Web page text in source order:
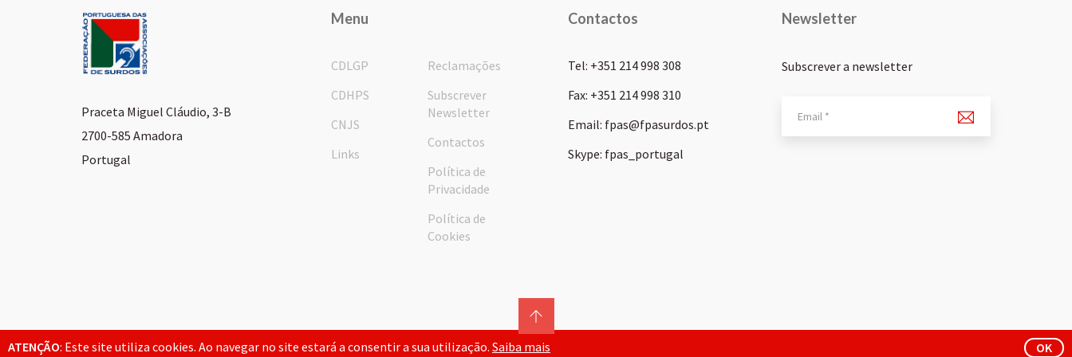
ATENÇÃO: Este site utiliza cookies. Ao navegar no site estará a consentir a sua utilização. Saiba mais OK
Praceta Miguel Cláudio, 3-B
2700-585 Amadora
Portugal
Menu
CDLGP
CDHPS
CNJS
Links
Reclamações
Subscrever
Newsletter
Contactos
Política de
Privacidade
Política de
Cookies
Contactos
Tel: +351 214 998 308
Fax: +351 214 998 310
Email: fpas@fpasurdos.pt
Skype: fpas_portugal
Newsletter
Subscrever a newsletter
© 2026 FPAS. Todos os direitos reservados.